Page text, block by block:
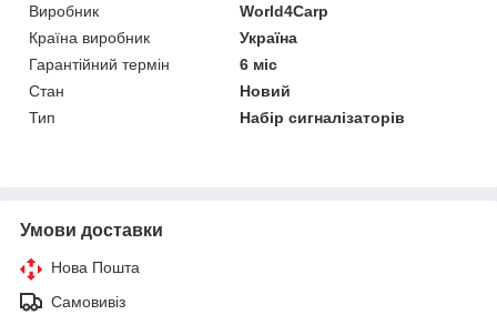
Виробник
World4Carp
Країна виробник
Україна
Гарантійний термін
6 міс
Стан
Новий
Тип
Набір сигналізаторів
Умови доставки
Нова Пошта
Самовивіз